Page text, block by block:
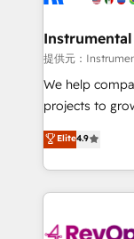
explore
Premier
Won HubSpot
HubSpot Rising Star Why us?
potential of the
HubSpot
Hourly-fee
requirement).
提供元：
We help
projects to
Hire an
HubSpot and
team to
experience for
Elite4.9